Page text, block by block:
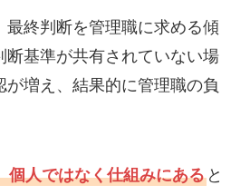
最終判断を管理職に求める傾
断基準が共有されていない場
が増え、結果的に管理職の負
個人ではなく仕組みにあると